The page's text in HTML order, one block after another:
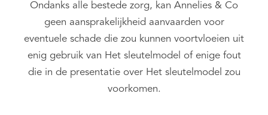
Ondanks alle bestede zorg, kan Annelies & Co
geen aansprakelijkheid aanvaarden voor
eventuele schade die zou kunnen voortvloeien uit
enig gebruik van Het sleutelmodel of enige fout
die in de presentatie over Het sleutelmodel zou
voorkomen.